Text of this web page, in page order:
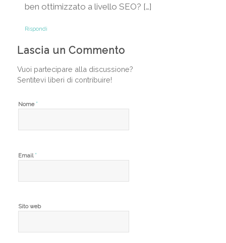
ben ottimizzato a livello SEO? […]
Rispondi
Lascia un Commento
Vuoi partecipare alla discussione?
Sentitevi liberi di contribuire!
Nome *
Email *
Sito web